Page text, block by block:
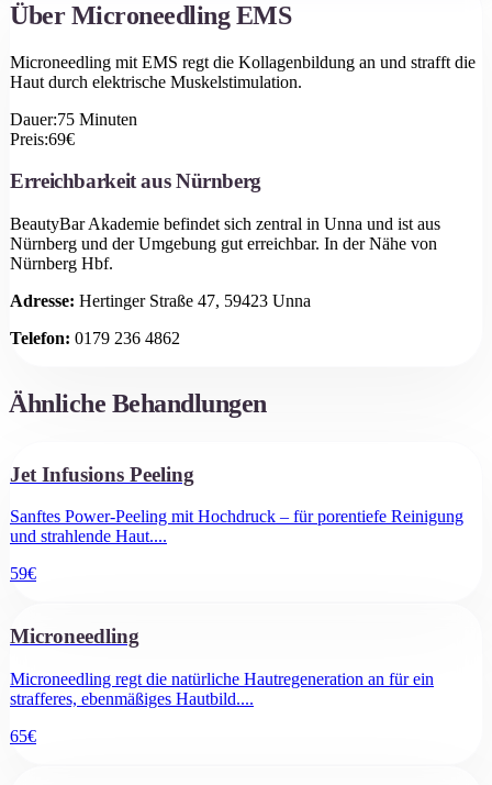
ÜberMicroneedling EMS
Microneedling mit EMS regt die Kollagenbildung an und strafft die
Haut durch elektrische Muskelstimulation.
Dauer:75 Minuten
Preis:69€
Erreichbarkeit ausNürnberg
BeautyBar Akademie befindet sich zentral in Unna und ist aus
Nürnberg und der Umgebung gut erreichbar. In der Nähe von
Nürnberg Hbf.
Adresse: Hertinger Straße 47, 59423 Unna
Telefon: 0179 236 4862
Ähnliche Behandlungen
Jet Infusions Peeling
Sanftes Power-Peeling mit Hochdruck – für porentiefe Reinigung
und strahlende Haut....
59€
Microneedling
Microneedling regt die natürliche Hautregeneration an für ein
strafferes, ebenmäßiges Hautbild....
65€